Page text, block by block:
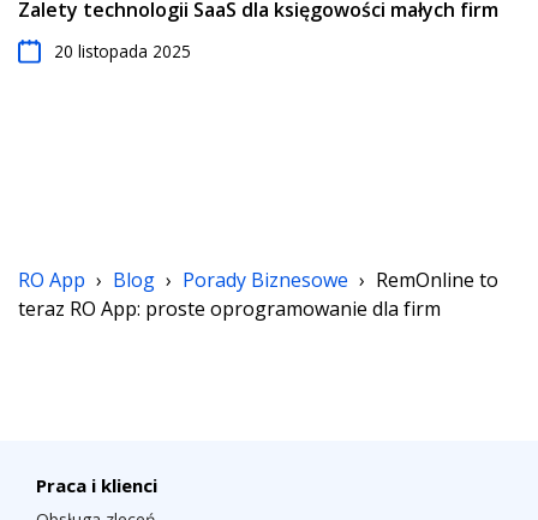
Zalety technologii SaaS dla księgowości małych firm
20 listopada 2025
RO App › Blog › Porady Biznesowe › RemOnline to
teraz RO App: proste oprogramowanie dla firm
Praca i klienci